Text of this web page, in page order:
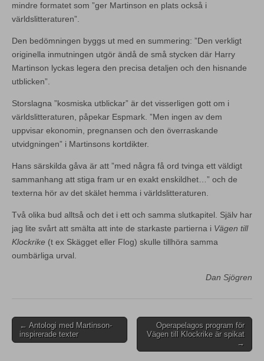
mindre formatet som ”ger Martinson en plats också i
världslitteraturen”.
Den bedömningen byggs ut med en summering: ”Den verkligt
originella inmutningen utgör ändå de små stycken där Harry
Martinson lyckas legera den precisa detaljen och den hisnande
utblicken”.
Storslagna ”kosmiska utblickar” är det visserligen gott om i
världslitteraturen, påpekar Espmark. ”Men ingen av dem
uppvisar ekonomin, pregnansen och den överraskande
utvidgningen” i Martinsons kortdikter.
Hans särskilda gåva är att ”med några få ord tvinga ett väldigt
sammanhang att stiga fram ur en exakt enskildhet…” och de
texterna hör av det skälet hemma i världslitteraturen.
Två olika bud alltså och det i ett och samma slutkapitel. Själv har
jag lite svårt att smälta att inte de starkaste partierna i Vägen till
Klockrike (t ex Skägget eller Flog) skulle tillhöra samma
oumbärliga urval.
Dan Sjögren
Post
navigation
← Antologi med Martinson-
inspirerade texter
Operapelagos program för
Vägen till Klockrike är spikat
→